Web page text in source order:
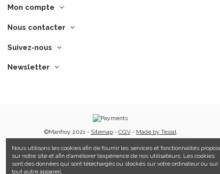
Mon compte
Nous contacter
Suivez-nous
Newsletter
©Manfroy 2021 - Sitemap- CGV- Made by Tesial
Nous utilisons les cookies afin de fournir les services et fonctionnalités
sur notre site et afin d’améliorer l’expérience de nos utilisateurs. Les cookies
sont des données qui sont téléchargés ou stockés sur votre ordinateur ou sur
tout autre appareil.